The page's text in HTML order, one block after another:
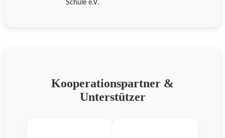
Schule e.V.
Kooperationspartner &
Unterstützer